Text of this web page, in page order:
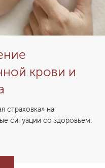
крови и
страховка» на
ситуации со здоровьем.